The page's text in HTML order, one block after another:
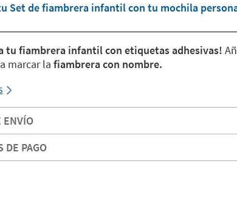
Set de fiambrera infantil con tu mochila
tu fiambrera infantil con etiquetas adhesivas!
marcar la fiambrera con nombre.
ENVÍO
DE PAGO